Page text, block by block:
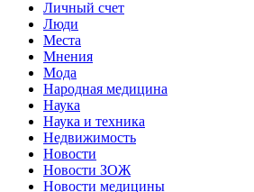
Личный счет
Люди
Места
Мнения
Мода
Народная медицина
Наука
Наука и техника
Недвижимость
Новости
Новости ЗОЖ
Новости медицины